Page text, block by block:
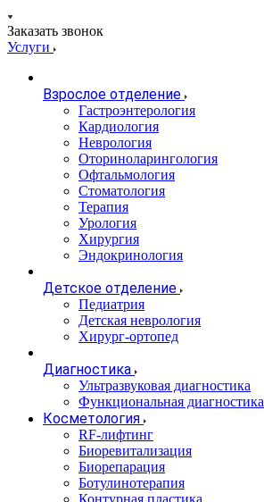
Заказать звонок
Услуги
Взрослое отделение
Гастроэнтерология
Кардиология
Неврология
Оториноларингология
Офтальмология
Стоматология
Терапия
Урология
Хирургия
Эндокринология
Детское отделение
Педиатрия
Детская неврология
Хирург-ортопед
Диагностика
Ультразвуковая диагностика
Функциональная диагностика
Косметология
RF-лифтинг
Биоревитализация
Биорепарация
Ботулинотерапия
Контурная пластика